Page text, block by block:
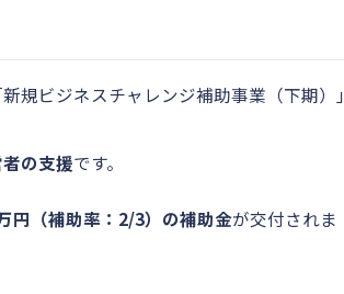
規ビジネスチャレンジ補助事業（下期）」
の支援です。
円（補助率：2/3）の補助金が交付されま